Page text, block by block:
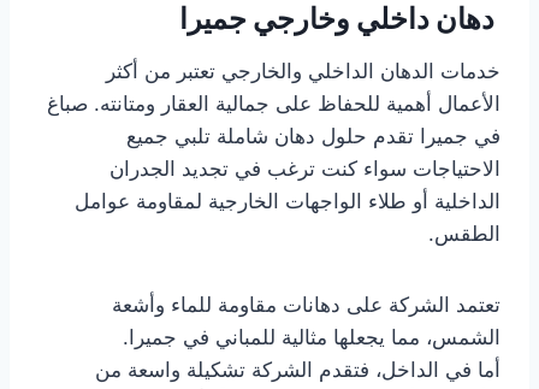
دهان داخلي وخارجي جميرا
خدمات الدهان الداخلي والخارجي تعتبر من أكثر
الأعمال أهمية للحفاظ على جمالية العقار ومتانته. صباغ
في جميرا تقدم حلول دهان شاملة تلبي جميع
الاحتياجات سواء كنت ترغب في تجديد الجدران
الداخلية أو طلاء الواجهات الخارجية لمقاومة عوامل
الطقس.
تعتمد الشركة على دهانات مقاومة للماء وأشعة
الشمس، مما يجعلها مثالية للمباني في جميرا.
أما في الداخل، فتقدم الشركة تشكيلة واسعة من